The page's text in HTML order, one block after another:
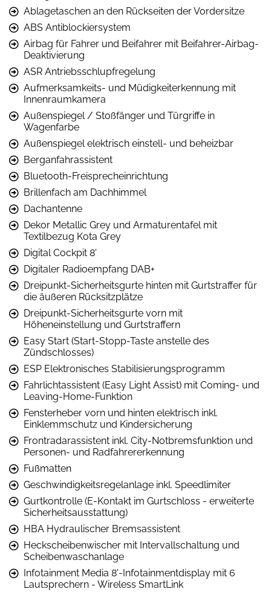
Ablagetaschen an den Rückseiten der Vordersitze
ABS Antiblockiersystem
Airbag für Fahrer und Beifahrer mit Beifahrer-Airbag-
Deaktivierung
ASR Antriebsschlupfregelung
Aufmerksamkeits- und Müdigkeiterkennung mit
Innenraumkamera
Außenspiegel / Stoßfänger und Türgriffe in
Wagenfarbe
Außenspiegel elektrisch einstell- und beheizbar
Berganfahrassistent
Bluetooth-Freisprecheinrichtung
Brillenfach am Dachhimmel
Dachantenne
Dekor Metallic Grey und Armaturentafel mit
Textilbezug Kota Grey
Digital Cockpit 8'
Digitaler Radioempfang DAB+
Dreipunkt-Sicherheitsgurte hinten mit Gurtstraffer für
die äußeren Rücksitzplätze
Dreipunkt-Sicherheitsgurte vorn mit
Höheneinstellung und Gurtstraffern
Easy Start (Start-Stopp-Taste anstelle des
Zündschlosses)
ESP Elektronisches Stabilisierungsprogramm
Fahrlichtassistent (Easy Light Assist) mit Coming- und
Leaving-Home-Funktion
Fensterheber vorn und hinten elektrisch inkl.
Einklemmschutz und Kindersicherung
Frontradarassistent inkl. City-Notbremsfunktion und
Personen- und Radfahrererkennung
Fußmatten
Geschwindigkeitsregelanlage inkl. Speedlimiter
Gurtkontrolle (E-Kontakt im Gurtschloss - erweiterte
Sicherheitsausstattung)
HBA Hydraulischer Bremsassistent
Heckscheibenwischer mit Intervallschaltung und
Scheibenwaschanlage
Infotainment Media 8'-Infotainmentdisplay mit 6
Lautsprechern - Wireless SmartLink